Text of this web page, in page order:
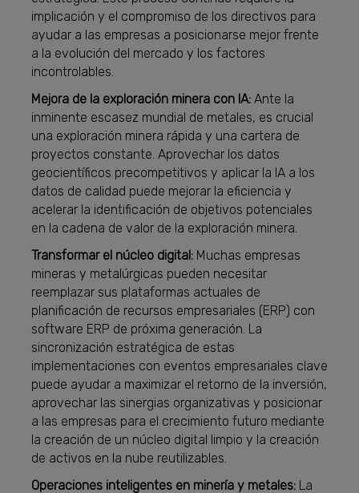
implicación y el compromiso de los directivos para
ayudar a las empresas a posicionarse mejor frente
a la evolución del mercado y los factores
incontrolables.
Mejora de la exploración minera con IA: Ante la
inminente escasez mundial de metales, es crucial
una exploración minera rápida y una cartera de
proyectos constante. Aprovechar los datos
geocientíficos precompetitivos y aplicar la IA a los
datos de calidad puede mejorar la eficiencia y
acelerar la identificación de objetivos potenciales
en la cadena de valor de la exploración minera.
Transformar el núcleo digital: Muchas empresas
mineras y metalúrgicas pueden necesitar
reemplazar sus plataformas actuales de
planificación de recursos empresariales (ERP) con
software ERP de próxima generación. La
sincronización estratégica de estas
implementaciones con eventos empresariales clave
puede ayudar a maximizar el retorno de la inversión,
aprovechar las sinergias organizativas y posicionar
a las empresas para el crecimiento futuro mediante
la creación de un núcleo digital limpio y la creación
de activos en la nube reutilizables.
Operaciones inteligentes en minería y metales: La